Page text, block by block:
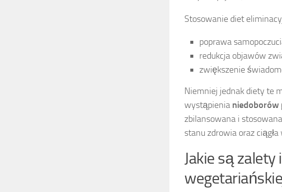
Stosowanie diet
poprawa
redukcja objawów
zwiększenie
Niemniej jednak diety te
wystąpienia niedoborów
zbilansowana i
stanu zdrowia oraz ciągła
Jakie są